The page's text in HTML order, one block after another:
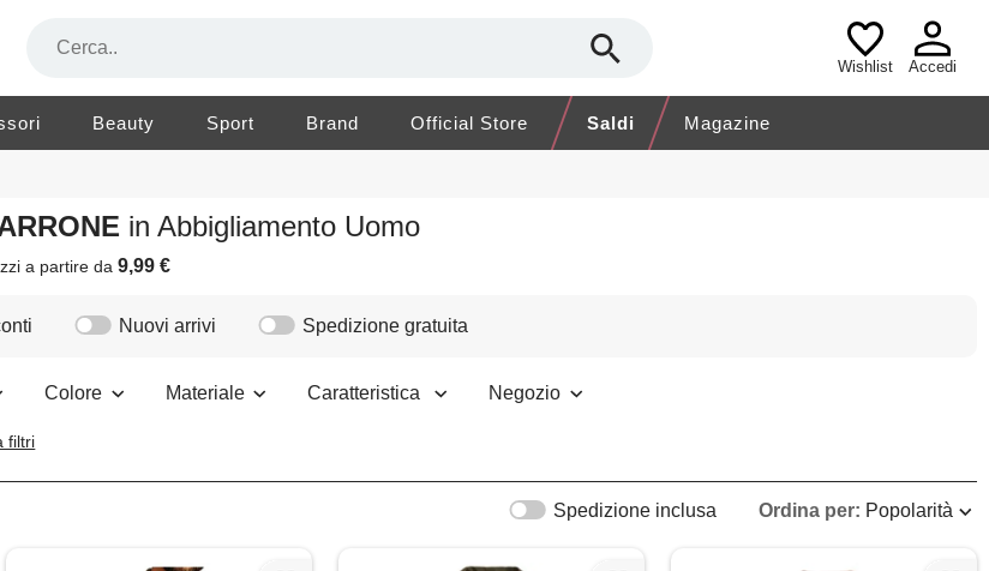
Wishlist Accedi
Beauty Sport Brand Official Store Saldi Magazine
in Abbigliamento Uomo
a partire da9,99 €
Nuovi arrivi Spedizione gratuita
Colore Materiale Caratteristica Negozio
filtri
Ordina per: Popolarità
Spedizione inclusa